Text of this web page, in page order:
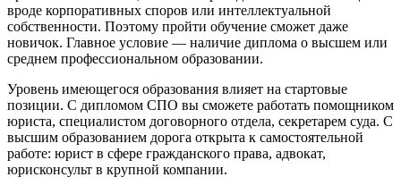
вроде корпоративных споров или интеллектуальной
собственности. Поэтому пройти обучение сможет даже
новичок. Главное условие — наличие диплома о высшем или
среднем профессиональном образовании.
Уровень имеющегося образования влияет на стартовые
позиции. С дипломом СПО вы сможете работать помощником
юриста, специалистом договорного отдела, секретарем суда. С
высшим образованием дорога открыта к самостоятельной
работе: юрист в сфере гражданского права, адвокат,
юрисконсульт в крупной компании.